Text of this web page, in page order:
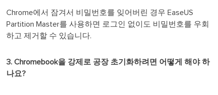
Chrome에서 잠겨서 비밀번호를 잊어버린 경우 EaseUS
Partition Master를 사용하면 로그인 없이도 비밀번호를 우회
하고 제거할 수 있습니다.
3. Chromebook을 강제로 공장 초기화하려면 어떻게 해야 하
나요?